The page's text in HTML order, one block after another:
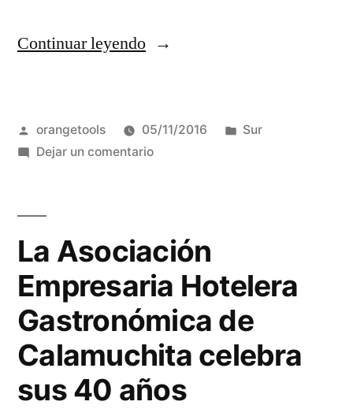
Continuar leyendo“Festival
Villa
Publicado
por
orangetools 05/11/2016
Publicada
Sur
Dejar un comentarioen
Villa
María
La Asociación
Empresaria Hotelera
Gastronómica de
Calamuchita celebra
sus 40 años